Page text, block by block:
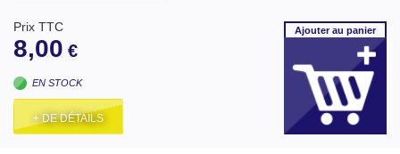
Prix TTC
8,00 €
EN STOCK
+ DE DÉTAILS
Ajouterau panier